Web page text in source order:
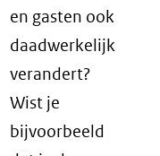
en gasten ook
daadwerkelijk
verandert?
Wist je
bijvoorbeeld